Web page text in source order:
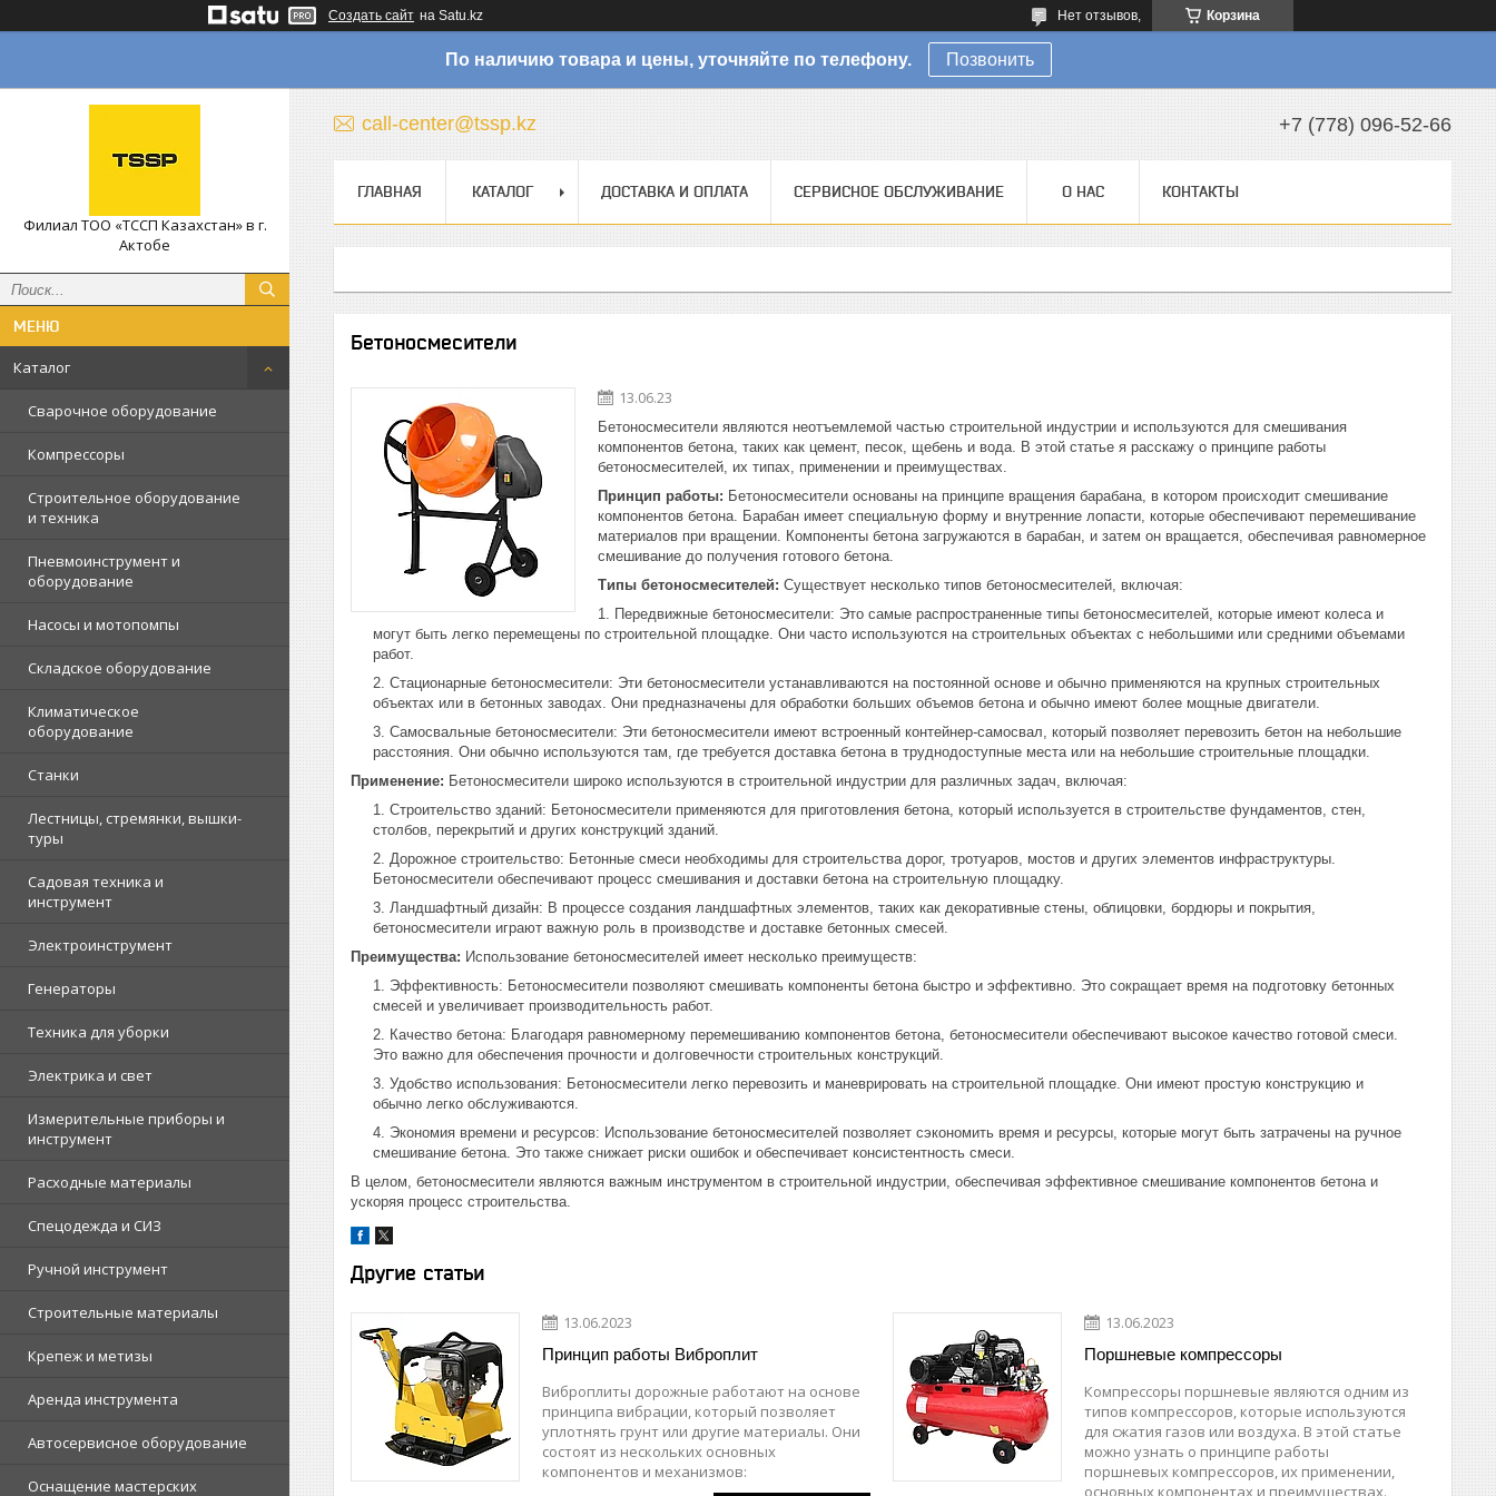
Создать сайт на Satu.kz Корзина
Нет отзывов,
По наличию товара и цены, уточняйте по телефону. Позвонить
Филиал ТОО «ТССП Казахстан» в г.
Актобе
Каталог
Сварочное оборудование
Компрессоры
Строительное оборудование
и техника
Пневмоинструмент и
оборудование
Насосы и мотопомпы
Складское оборудование
Климатическое
оборудование
Станки
Лестницы, стремянки, вышки-
туры
Садовая техника и
инструмент
Электроинструмент
Генераторы
Техника для уборки
Электрика и свет
Измерительные приборы и
инструмент
Расходные материалы
Спецодежда и СИЗ
Ручной инструмент
Строительные материалы
Крепеж и метизы
Аренда инструмента
Автосервисное оборудование
Оснащение мастерских
call-center@tssp.kz +7 (778) 096-52-66
ГЛАВНАЯ КАТАЛОГ ДОСТАВКА И ОПЛАТА СЕРВИСНОЕ ОБСЛУЖИВАНИЕ О НАС КОНТАКТЫ
Бетоносмесители
13.06.23
Бетоносмесители являются неотъемлемой частью строительной индустрии и используются для смешивания
компонентов бетона, таких как цемент, песок, щебень и вода. В этой статье я расскажу о принципе работы
бетоносмесителей, их типах, применении и преимуществах.
Принцип работы: Бетоносмесители основаны на принципе вращения барабана, в котором происходит смешивание
компонентов бетона. Барабан имеет специальную форму и внутренние лопасти, которые обеспечивают перемешивание
материалов при вращении. Компоненты бетона загружаются в барабан, и затем он вращается, обеспечивая равномерное
смешивание до получения готового бетона.
Типы бетоносмесителей: Существует несколько типов бетоносмесителей, включая:
Передвижные бетоносмесители: Это самые распространенные типы бетоносмесителей, которые имеют колеса и
могут быть легко перемещены по строительной площадке. Они часто используются на строительных объектах с небольшими или средними объемами
работ.
Стационарные бетоносмесители: Эти бетоносмесители устанавливаются на постоянной основе и обычно применяются на крупных строительных
объектах или в бетонных заводах. Они предназначены для обработки больших объемов бетона и обычно имеют более мощные двигатели.
Самосвальные бетоносмесители: Эти бетоносмесители имеют встроенный контейнер-самосвал, который позволяет перевозить бетон на небольшие
расстояния. Они обычно используются там, где требуется доставка бетона в труднодоступные места или на небольшие строительные площадки.
Применение: Бетоносмесители широко используются в строительной индустрии для различных задач, включая:
Строительство зданий: Бетоносмесители применяются для приготовления бетона, который используется в строительстве фундаментов, стен,
столбов, перекрытий и других конструкций зданий.
Дорожное строительство: Бетонные смеси необходимы для строительства дорог, тротуаров, мостов и других элементов инфраструктуры.
Бетоносмесители обеспечивают процесс смешивания и доставки бетона на строительную площадку.
Ландшафтный дизайн: В процессе создания ландшафтных элементов, таких как декоративные стены, облицовки, бордюры и покрытия,
бетоносмесители играют важную роль в производстве и доставке бетонных смесей.
Преимущества: Использование бетоносмесителей имеет несколько преимуществ:
Эффективность: Бетоносмесители позволяют смешивать компоненты бетона быстро и эффективно. Это сокращает время на подготовку бетонных
смесей и увеличивает производительность работ.
Качество бетона: Благодаря равномерному перемешиванию компонентов бетона, бетоносмесители обеспечивают высокое качество готовой смеси.
Это важно для обеспечения прочности и долговечности строительных конструкций.
Удобство использования: Бетоносмесители легко перевозить и маневрировать на строительной площадке. Они имеют простую конструкцию и
обычно легко обслуживаются.
Экономия времени и ресурсов: Использование бетоносмесителей позволяет сэкономить время и ресурсы, которые могут быть затрачены на ручное
смешивание бетона. Это также снижает риски ошибок и обеспечивает консистентность смеси.
В целом, бетоносмесители являются важным инструментом в строительной индустрии, обеспечивая эффективное смешивание компонентов бетона и
ускоряя процесс строительства.
Другие статьи
13.06.2023
Принцип работы Виброплит
Виброплиты дорожные работают на основе
принципа вибрации, который позволяет
уплотнять грунт или другие материалы. Они
состоят из нескольких основных
компонентов и механизмов:
13.06.2023
Поршневые компрессоры
Компрессоры поршневые являются одним из
типов компрессоров, которые используются
для сжатия газов или воздуха. В этой статье
можно узнать о принципе работы
поршневых компрессоров, их применении,
основных компонентах и преимуществах.